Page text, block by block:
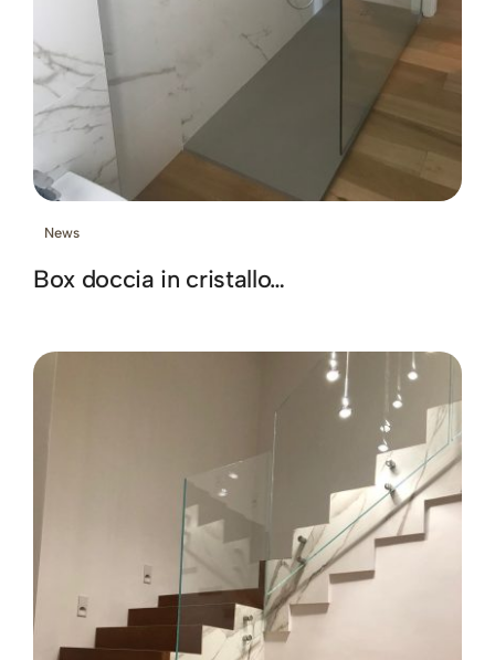
News
Box doccia in cristallo…